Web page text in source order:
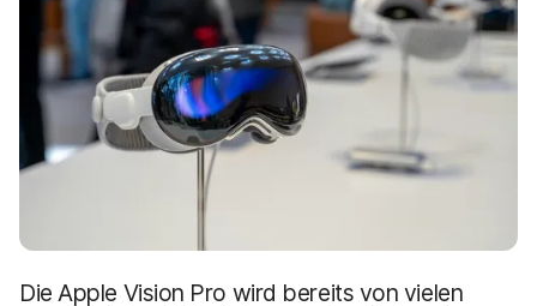
n
Die Apple Vision Pro wird bereits von vielen